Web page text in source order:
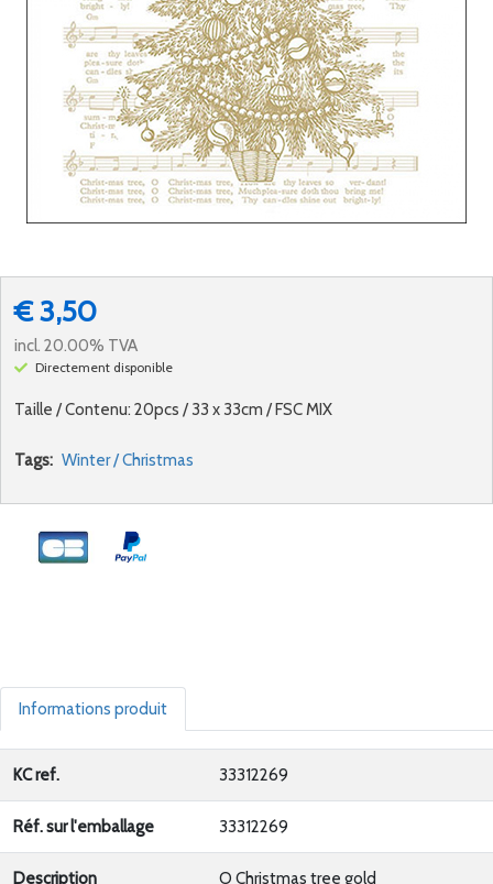
Taille / Contenu: 20pcs / 33 x 33cm / FSC MIX
€ 3,50
incl. 20.00% TVA
Directement disponible
Tags: Winter / Christmas
Informations produit
KC ref. 33312269
Réf. sur l'emballage 33312269
Description O Christmas tree gold